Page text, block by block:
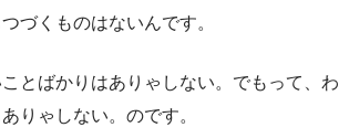
づくものはないんです。
とばかりはありゃしない。でもって、わ
りゃしない。のです。